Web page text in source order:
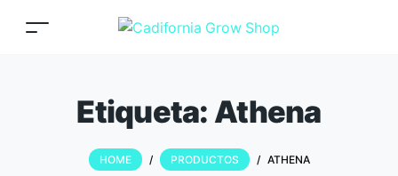
Etiqueta: Athena
HOME / PRODUCTOS / ATHENA